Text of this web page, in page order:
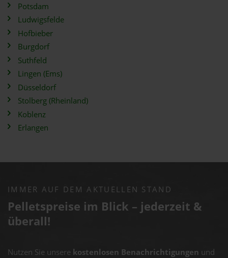
Potsdam
Ludwigsfelde
Hofbieber
Burgdorf
Suthfeld
Lingen (Ems)
Düsseldorf
Stolberg (Rheinland)
Koblenz
Erlangen
IMMER AUF DEM AKTUELLEN STAND
Pelletspreise im Blick – jederzeit &
überall!
Nutzen Sie unsere kostenlosen Benachrichtigungen und